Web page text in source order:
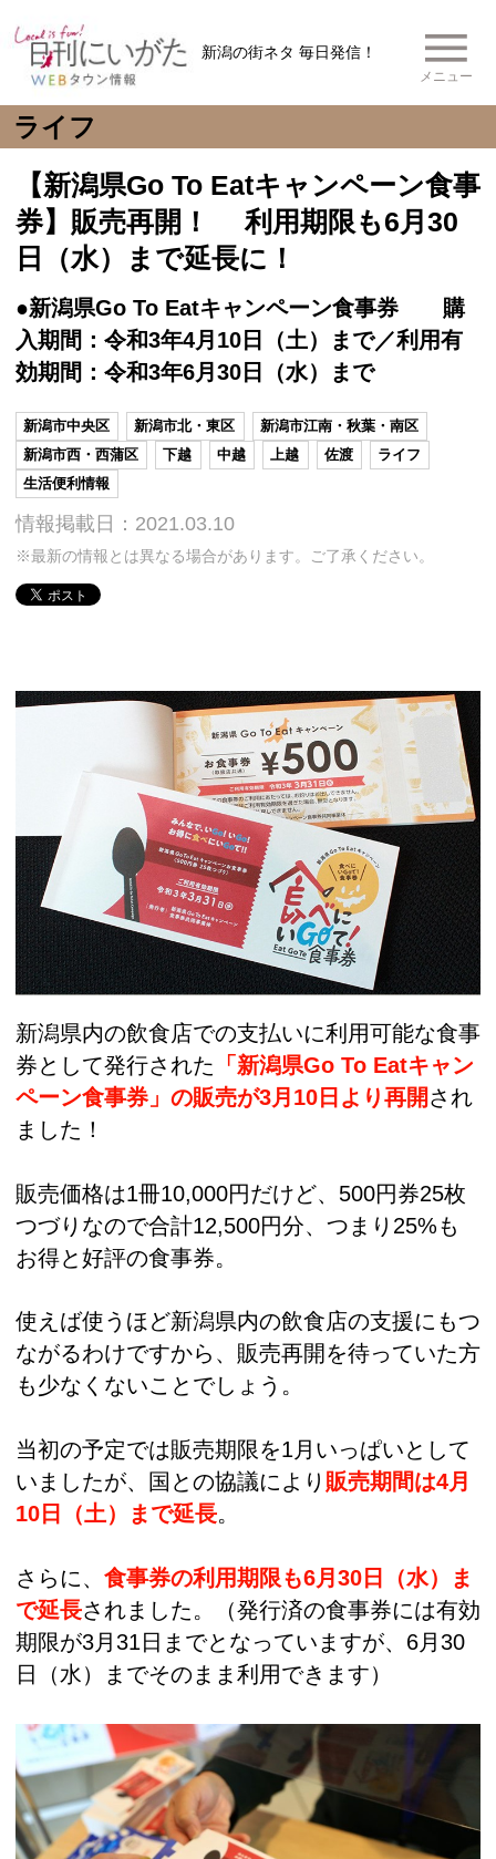
新潟の街ネタ 毎日発信！
メニュー
ライフ
【新潟県Go To Eatキャンペーン食事
券】販売再開！ 利用期限も6月30
日（水）まで延長に！
●新潟県Go To Eatキャンペーン食事券 購
入期間：令和3年4月10日（土）まで／利用有
効期間：令和3年6月30日（水）まで
新潟市中央区 新潟市北・東区
新潟市江南・秋葉・南区
新潟市西・西蒲区
下越 中越 上越 佐渡
ライフ
生活便利情報
情報掲載日：2021.03.10
※最新の情報とは異なる場合があります。ご了承ください。
新潟県内の飲食店での支払いに利用可能な食事
券として発行された 「新潟県Go To Eatキャン
ペーン食事券」の販売が3月10日より再開 され
ました！
販売価格は1冊10,000円だけど、500円券25枚
つづりなので合計12,500円分、つまり25%も
お得と好評の食事券。
使えば使うほど新潟県内の飲食店の支援にもつ
ながるわけですから、販売再開を待っていた方
も少なくないことでしょう。
当初の予定では販売期限を1月いっぱいとして
いましたが、国との協議により 販売期間は4月
10日（土）まで延長。
さらに、 食事券の利用期限も6月30日（水）ま
で延長されました。（発行済の食事券には有効
期限が3月31日までとなっていますが、6月30
日（水）までそのまま利用できます）